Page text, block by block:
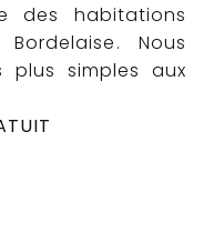
des habitations
Nous
plus simples aux